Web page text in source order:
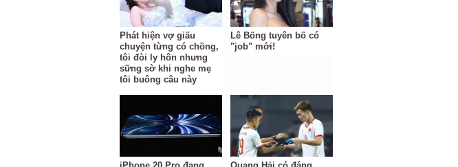
Phát hiện vợ giấu
chuyện từng có chồng,
tôi đòi ly hôn nhưng
sững sờ khi nghe mẹ
tôi buông câu này
Lê Bống tuyên bố có
"job" mới!